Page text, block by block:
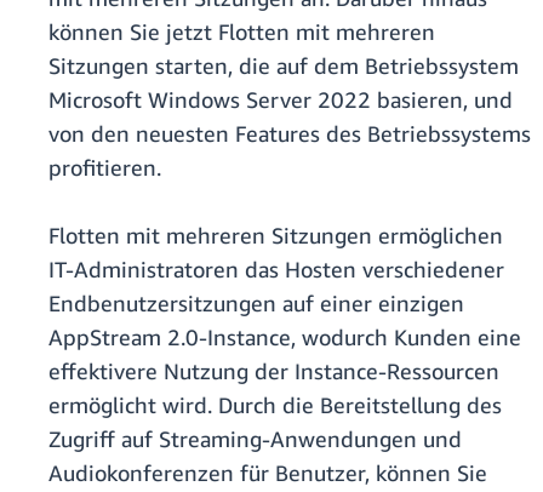
können Sie jetzt Flotten mit mehreren
Sitzungen starten, die auf dem Betriebssystem
Microsoft Windows Server 2022 basieren, und
von den neuesten Features des Betriebssystems
profitieren.
Flotten mit mehreren Sitzungen ermöglichen
IT-Administratoren das Hosten verschiedener
Endbenutzersitzungen auf einer einzigen
AppStream 2.0-Instance, wodurch Kunden eine
effektivere Nutzung der Instance-Ressourcen
ermöglicht wird. Durch die Bereitstellung des
Zugriff auf Streaming-Anwendungen und
Audiokonferenzen für Benutzer, können Sie